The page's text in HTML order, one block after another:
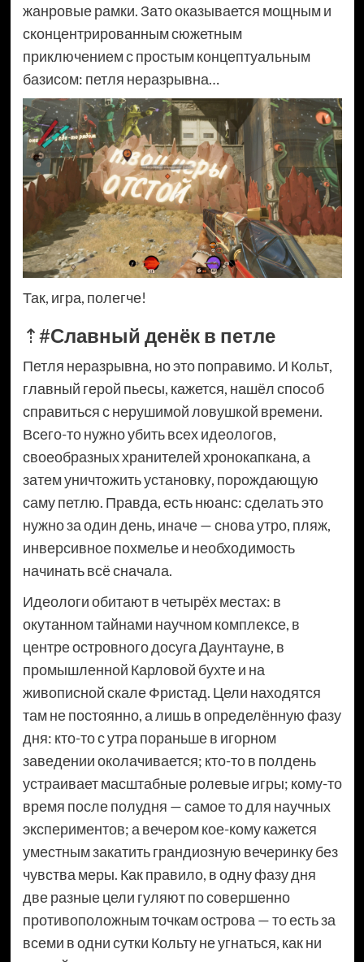
жанровые рамки. Зато оказывается мощным и
сконцентрированным сюжетным
приключением с простым концептуальным
базисом: петля неразрывна…
Так, игра, полегче!
⇡#Славный денёк в петле
Петля неразрывна, но это поправимо. И Кольт,
главный герой пьесы, кажется, нашёл способ
справиться с нерушимой ловушкой времени.
Всего-то нужно убить всех идеологов,
своеобразных хранителей хронокапкана, а
затем уничтожить установку, порождающую
саму петлю. Правда, есть нюанс: сделать это
нужно за один день, иначе — снова утро, пляж,
инверсивное похмелье и необходимость
начинать всё сначала.
Идеологи обитают в четырёх местах: в
окутанном тайнами научном комплексе, в
центре островного досуга Даунтауне, в
промышленной Карловой бухте и на
живописной скале Фристад. Цели находятся
там не постоянно, а лишь в определённую фазу
дня: кто-то с утра пораньше в игорном
заведении околачивается; кто-то в полдень
устраивает масштабные ролевые игры; кому-то
время после полудня — самое то для научных
экспериментов; а вечером кое-кому кажется
уместным закатить грандиозную вечеринку без
чувства меры. Как правило, в одну фазу дня
две разные цели гуляют по совершенно
противоположным точкам острова — то есть за
всеми в одни сутки Кольту не угнаться, как ни